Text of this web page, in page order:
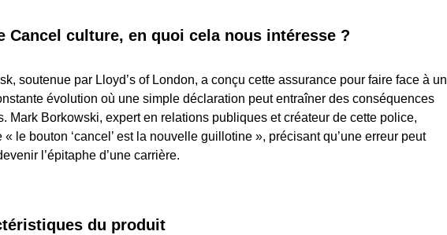
Cancel culture, en quoi cela nous intéresse ?
soutenue par Lloyd’s of London, a conçu cette assurance pour faire face à un
évolution où une simple déclaration peut entraîner des conséquences
Mark Borkowski, expert en relations publiques et créateur de cette police,
le bouton ‘cancel’ est la nouvelle guillotine », précisant qu’une erreur peut
l’épitaphe d’une carrière.
du produit